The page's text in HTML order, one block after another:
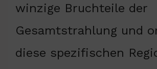
winzige Bruchteile der
Gesamtstrahlung und
diese spezifischen